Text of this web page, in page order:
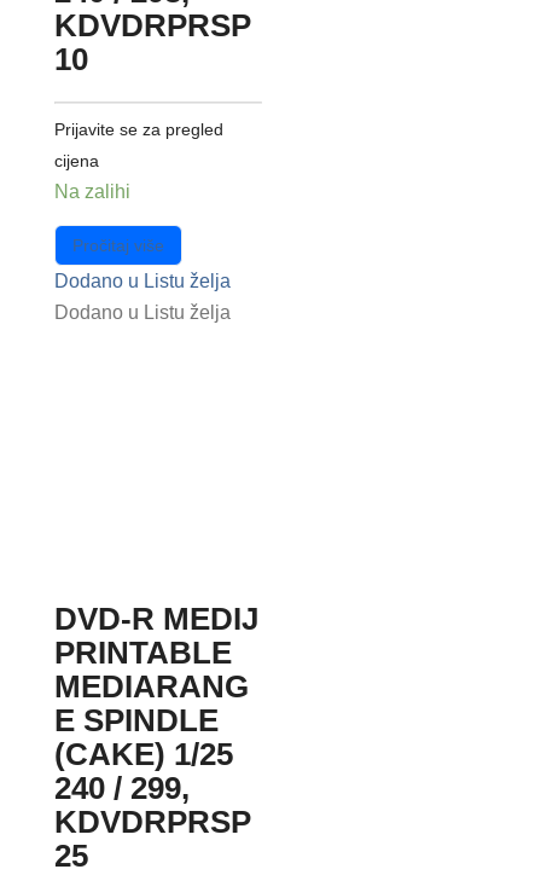
KDVDRPRSP
10
Prijavite se za pregled
cijena
Na zalihi
Pročitaj više
Dodano u Listu želja
Dodano u Listu želja
DVD-R MEDIJ
PRINTABLE
MEDIARANG
E SPINDLE
(CAKE) 1/25
240 / 299,
KDVDRPRSP
25